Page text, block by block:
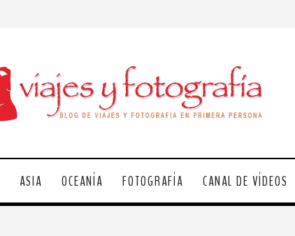
ASIA OCEANÍA FOTOGRAFÍA CANAL DE VÍDEOS